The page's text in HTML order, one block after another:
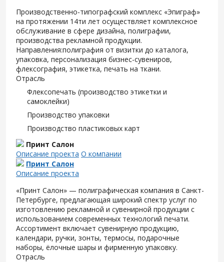
Производственно-типографский комплекс «Эпиграф»
на протяжении 14ти лет осуществляет комплексное
обслуживание в сфере дизайна, полиграфии,
производства рекламной продукции.
Направления:полиграфия от визитки до каталога,
упаковка, персонализация бизнес-сувениров,
флексография, этикетка, печать на ткани.
Отрасль
Флексопечать (производство этикетки и
самоклейки)
Производство упаковки
Производство пластиковых карт
Принт Салон
Описание проекта О компании
Принт Салон
Описание проекта
«Принт Салон» — полиграфическая компания в Санкт-
Петербурге, предлагающая широкий спектр услуг по
изготовлению рекламной и сувенирной продукции с
использованием современных технологий печати.
Ассортимент включает сувенирную продукцию,
календари, ручки, зонты, термосы, подарочные
наборы, ёлочные шары и фирменную упаковку.
Отрасль